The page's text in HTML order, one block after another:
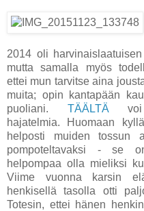
2014 oli
mutta samalla myös
ettei mun tarvitse aina
muita; opin kantapään
puoliani. TÄÄLTÄ voi
hajatelmia. Huomaan
helposti muiden tossun
pompoteltavaksi - se
helpompaa olla mieliksi
Viime vuonna karsin
henkisellä tasolla otti
Totesin, ettei hänen